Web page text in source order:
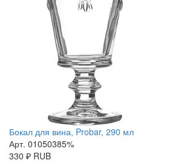
Бокал для вина, Probar, 290 мл
Арт. 01050385%
330 ₽ RUB